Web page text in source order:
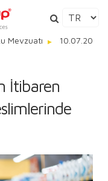
Mevzuatı 10.07.2023
İtibaren